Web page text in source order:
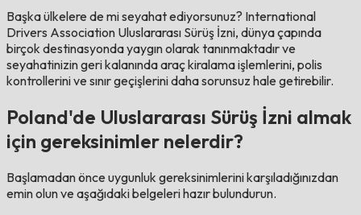
Başka ülkelere de mi seyahat ediyorsunuz? International
Drivers Association Uluslararası Sürüş İzni, dünya çapında
birçok destinasyonda yaygın olarak tanınmaktadır ve
seyahatinizin geri kalanında araç kiralama işlemlerini, polis
kontrollerini ve sınır geçişlerini daha sorunsuz hale getirebilir.
Poland'de Uluslararası Sürüş İzni almak
için gereksinimler nelerdir?
Başlamadan önce uygunluk gereksinimlerini karşıladığınızdan
emin olun ve aşağıdaki belgeleri hazır bulundurun.